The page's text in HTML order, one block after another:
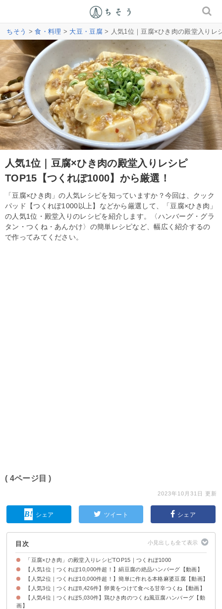
ちそう >食・料理 > 大豆・豆腐> 人気1位｜豆腐×ひき肉の殿堂入りレ
人気1位｜豆腐×ひき肉の殿堂入りレシピ
TOP15【つくれぽ1000】から厳選！
「豆腐×ひき肉」の人気レシピを知っていますか？今回は、クック
パッド【つくれぽ1000以上】などから厳選して、「豆腐×ひき肉」
の人気1位・殿堂入りのレシピを紹介します。〈ハンバーグ・グラ
タン・つくね・あんかけ〉の簡単レシピなど、幅広く紹介するの
で作ってみてください。
( 4ページ目 )
2023年10月31日 更新
シェア ツイート シェア
目次
「豆腐×ひき肉」の殿堂入りレシピTOP15｜つくれぽ1000
【人気1位｜つくれぽ10,000件超！】絹豆腐の絶品ハンバーグ【動画】
【人気2位｜つくれぽ10,000件超！】簡単に作れる本格麻婆豆腐【動画】
【人気3位｜つくれぽ8,426件】卵黄をつけて食べる甘辛つくね【動画】
【人気4位｜つくれぽ5,030件】鶏ひき肉のつくね風豆腐ハンバーグ【動
画】